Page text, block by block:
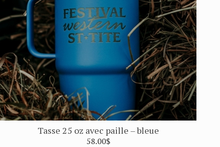
Tasse 25 oz avec paille – bleue
58.00$